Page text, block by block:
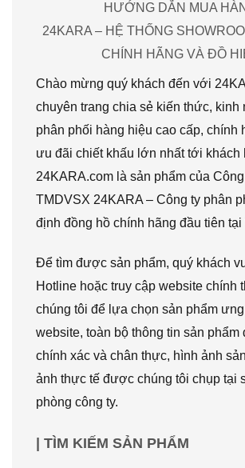
HƯỚNG DẪN MUA
24KARA – HỆ THỐNG
CHÍNH HÃNG VÀ ĐỒ
Chào mừng quý khách đến với
chuyên trang chia sẻ kiến thức, kinh
phân phối hàng hiệu cao cấp, chính
ưu đãi chiết khấu lớn nhất tới khách
24KARA.com là sản phẩm của
TMDVSX 24KARA – Công ty phân
định đồng hồ chính hãng đầu tiên tại
Để tìm được sản phẩm, quý khách
Hotline hoặc truy cập website chính
chúng tôi để lựa chọn sản phẩm ưng
website, toàn bộ thông tin sản phẩm
chính xác và chân thực, hình ảnh
ảnh thực tế được chúng tôi chụp tại
phòng công ty.
| TÌM KIẾM SẢN PHẨM